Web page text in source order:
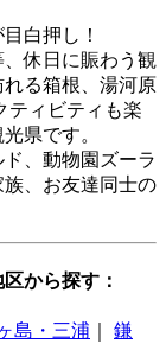
白押し！
休日に賑わう観
る箱根、湯河原
ティビティも楽
県です。
、動物園ズーラ
、お友達同士の
から探す：
島・三浦
鎌